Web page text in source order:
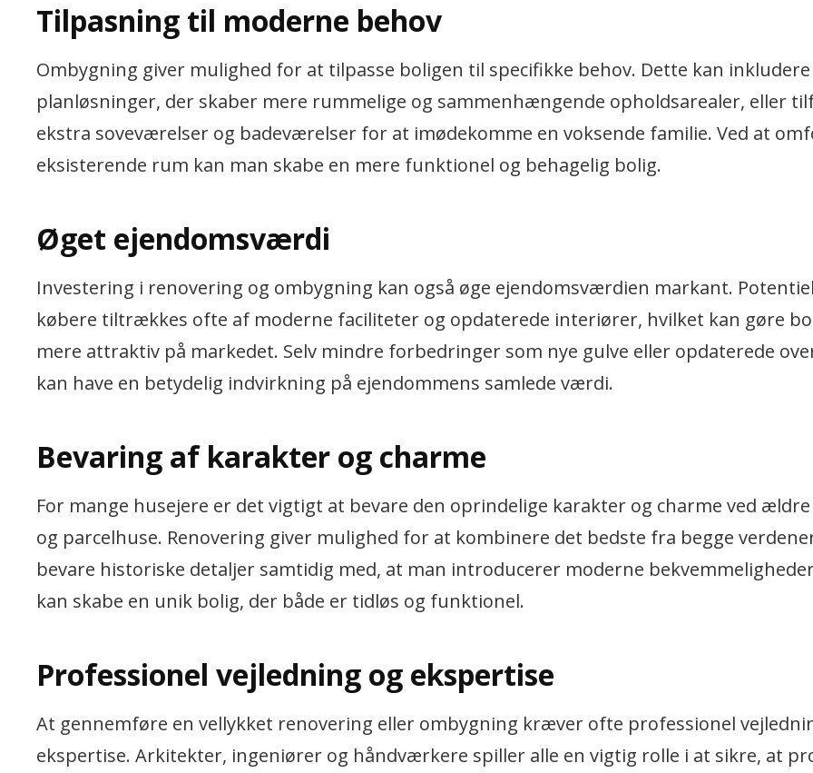
Tilpasning til moderne behov
Ombygning giver mulighed for at tilpasse boligen til specifikke behov. Dette kan
planløsninger, der skaber mere rummelige og sammenhængende opholdsarealer, eller
ekstra soveværelser og badeværelser for at imødekomme en voksende familie. Ved at
eksisterende rum kan man skabe en mere funktionel og behagelig bolig.
Øget ejendomsværdi
Investering i renovering og ombygning kan også øge ejendomsværdien markant.
købere tiltrækkes ofte af moderne faciliteter og opdaterede interiører, hvilket kan gøre
mere attraktiv på markedet. Selv mindre forbedringer som nye gulve eller opdaterede
kan have en betydelig indvirkning på ejendommens samlede værdi.
Bevaring af karakter og charme
For mange husejere er det vigtigt at bevare den oprindelige karakter og charme ved
og parcelhuse. Renovering giver mulighed for at kombinere det bedste fra begge
bevare historiske detaljer samtidig med, at man introducerer moderne
kan skabe en unik bolig, der både er tidløs og funktionel.
Professionel vejledning og ekspertise
At gennemføre en vellykket renovering eller ombygning kræver ofte professionel
ekspertise. Arkitekter, ingeniører og håndværkere spiller alle en vigtig rolle i at sikre, at